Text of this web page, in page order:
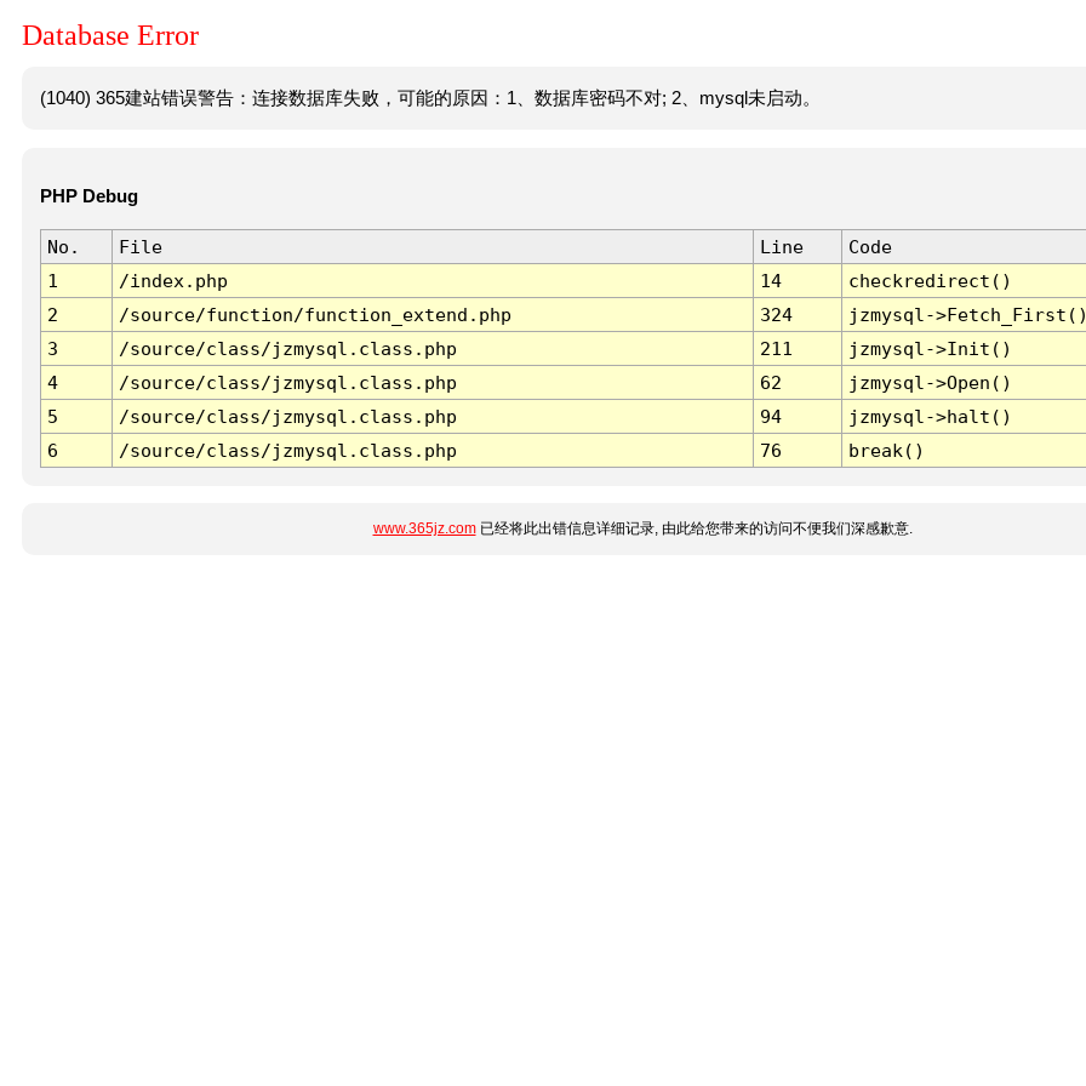
Database Error
(1040) 365建站错误警告：连接数据库失败，可能的原因：1、数据库密码不对; 2、mysql未启动。
PHP Debug
No. File Line
Code
1
/index.php 14
checkredirect()
2
/source/function/function_extend.php 324
jzmysql-
3
/source/class/jzmysql.class.php 211
jzmysql->Init()
4
/source/class/jzmysql.class.php 62
jzmysql->Open()
5
/source/class/jzmysql.class.php 94
jzmysql->halt()
6
/source/class/jzmysql.class.php 76 break()
www.365jz.com已经将此出错信息详细记录, 由此给您带来的访问不便我们深感歉意.